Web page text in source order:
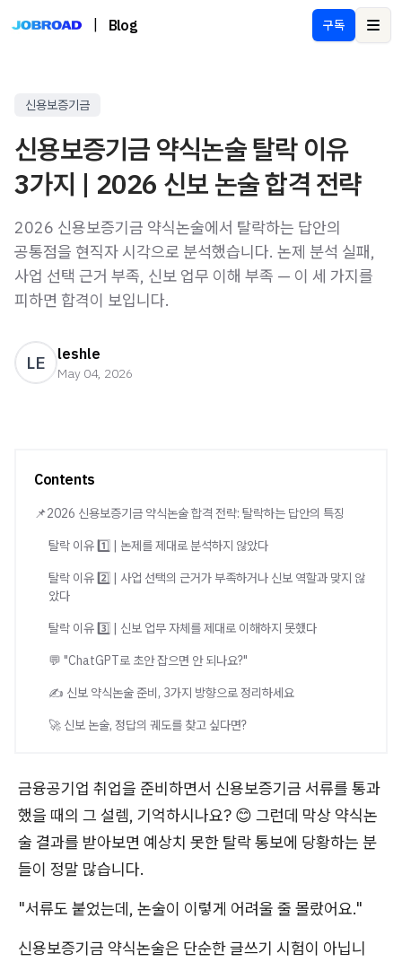
Blog 구독
신용보증기금
신용보증기금 약식논술 탈락 이유
3가지 | 2026 신보 논술 합격 전략
2026 신용보증기금 약식논술에서 탈락하는 답안의
공통점을 현직자 시각으로 분석했습니다. 논제 분석 실패,
사업 선택 근거 부족, 신보 업무 이해 부족 — 이 세 가지를
피하면 합격이 보입니다.
LE leshle
May 04, 2026
Contents
📌2026 신용보증기금 약식논술 합격 전략: 탈락하는 답안의 특징
탈락 이유 1️⃣ | 논제를 제대로 분석하지 않았다
탈락 이유 2️⃣ | 사업 선택의 근거가 부족하거나 신보 역할과 맞지 않
았다
탈락 이유 3️⃣ | 신보 업무 자체를 제대로 이해하지 못했다
💬 "ChatGPT로 초안 잡으면 안 되나요?"
✍️ 신보 약식논술 준비, 3가지 방향으로 정리하세요
🚀 신보 논술, 정답의 궤도를 찾고 싶다면?
금융공기업 취업을 준비하면서 신용보증기금 서류를 통과
했을 때의 그 설렘, 기억하시나요? 😊 그런데 막상 약식논
술 결과를 받아보면 예상치 못한 탈락 통보에 당황하는 분
들이 정말 많습니다.
"서류도 붙었는데, 논술이 이렇게 어려울 줄 몰랐어요."
신용보증기금 약식논술은 단순한 글쓰기 시험이 아닙니